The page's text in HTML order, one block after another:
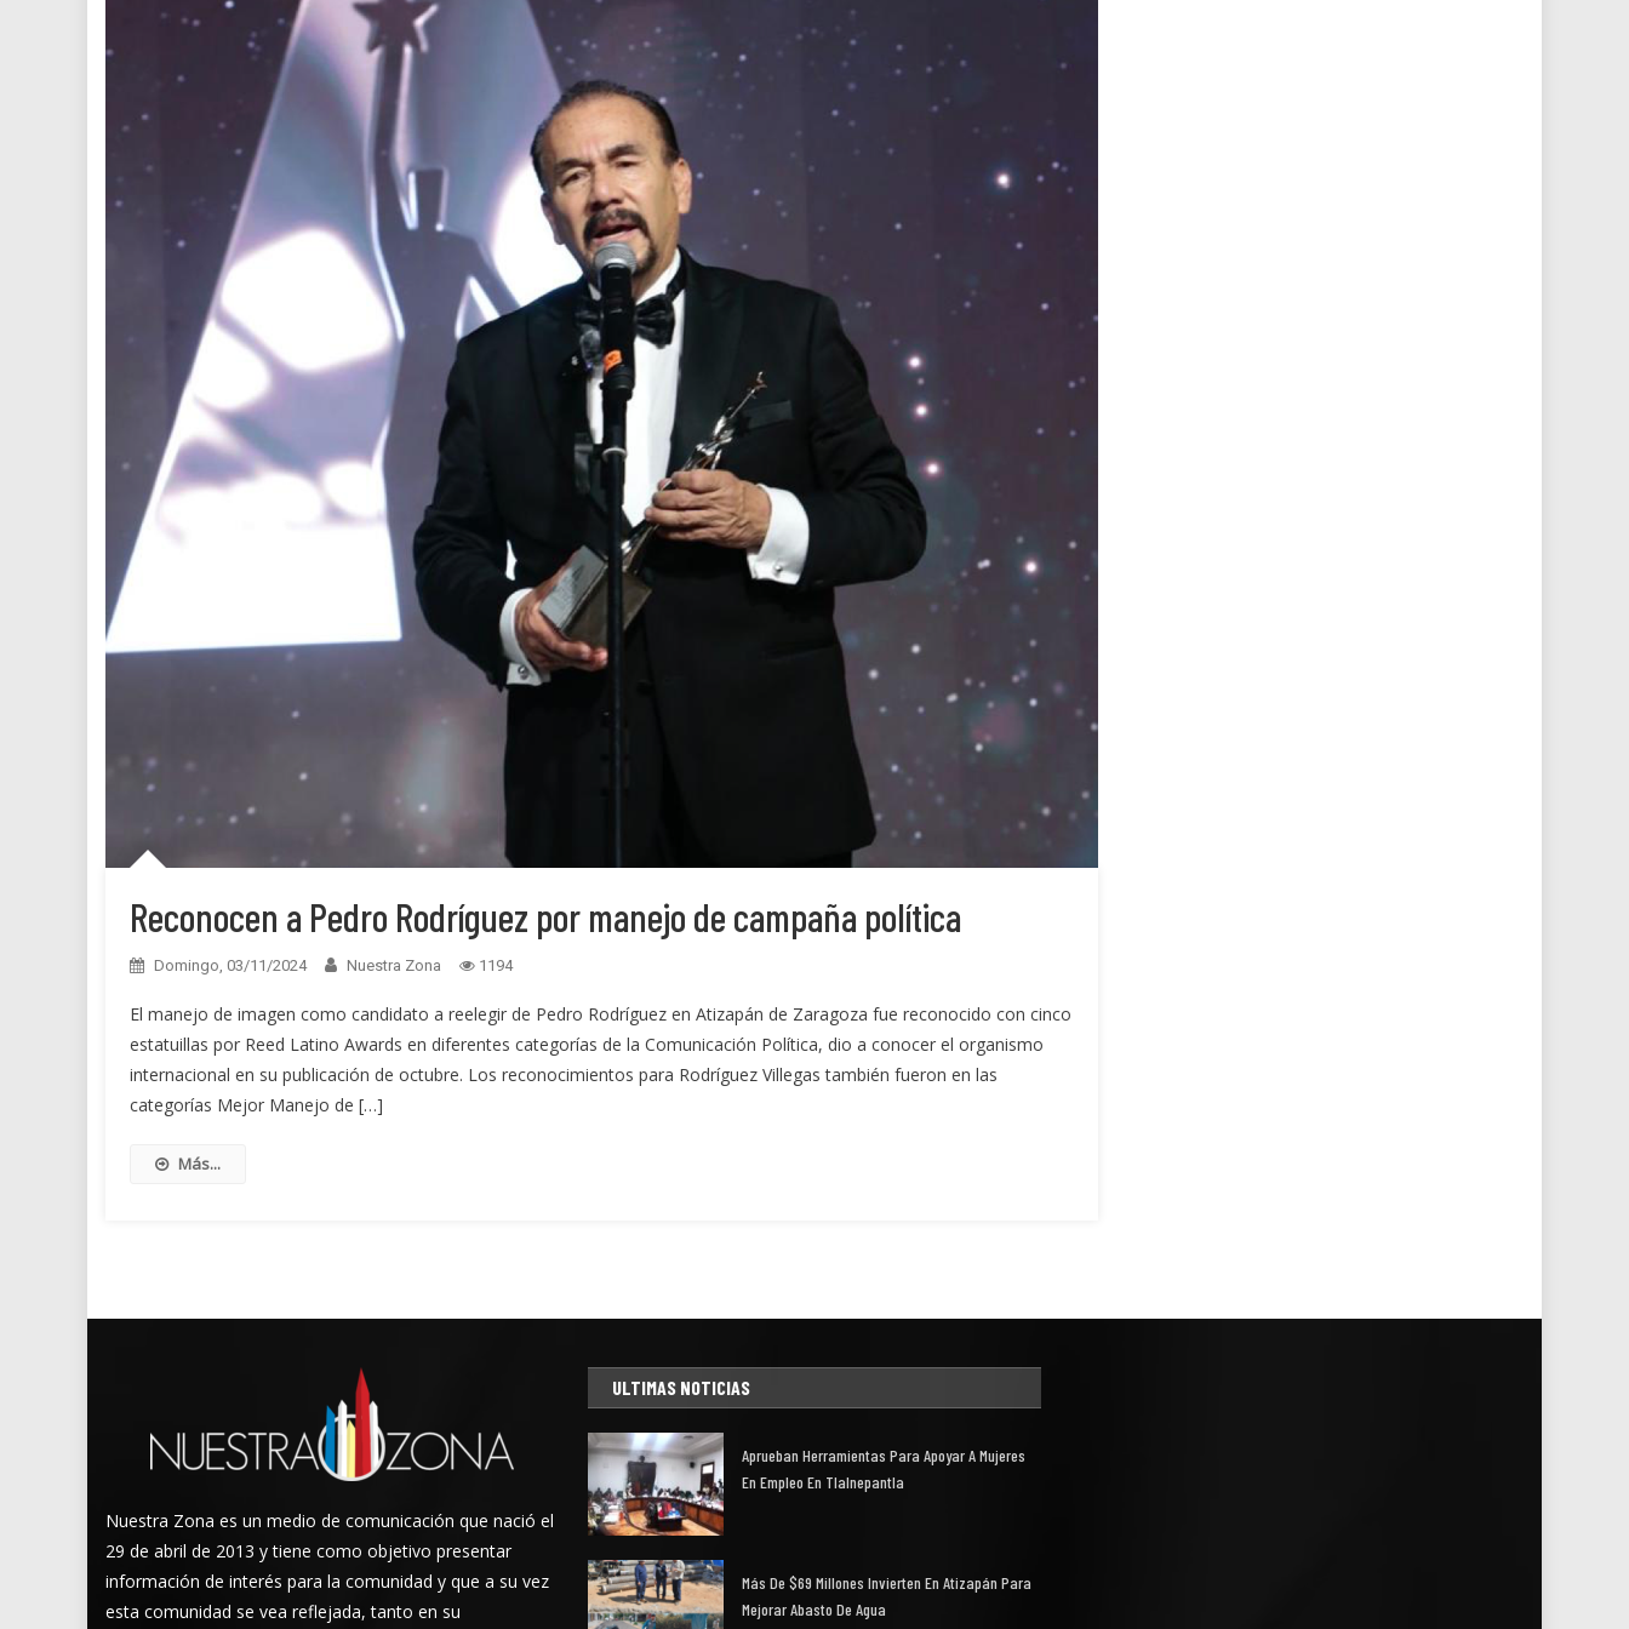
Reconocen a Pedro Rodríguez por manejo de campaña política
Domingo, 03/11/2024 Nuestra Zona 1194
El manejo de imagen como candidato a reelegir de Pedro Rodríguez en Atizapán de Zaragoza fue reconocido con cinco
estatuillas por Reed Latino Awards en diferentes categorías de la Comunicación Política, dio a conocer el organismo
internacional en su publicación de octubre. Los reconocimientos para Rodríguez Villegas también fueron en las
categorías Mejor Manejo de […]
Más...
Nuestra Zona es un medio de comunicación que nació el
29 de abril de 2013 y tiene como objetivo presentar
información de interés para la comunidad y que a su vez
esta comunidad se vea reflejada, tanto en su
ULTIMAS NOTICIAS
Aprueban Herramientas Para Apoyar A Mujeres
En Empleo En Tlalnepantla
Más De $69 Millones Invierten En Atizapán Para
Mejorar Abasto De Agua